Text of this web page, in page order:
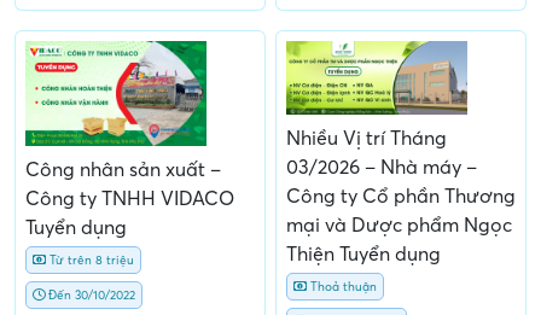
Công nhân sản xuất –
Công ty TNHH VIDACO
Tuyển dụng
Từ trên 8 triệu
Đến 30/10/2022
Nhiều Vị trí Tháng
03/2026 – Nhà máy –
Công ty Cổ phần Thương
mại và Dược phẩm Ngọc
Thiện Tuyển dụng
Thoả thuận